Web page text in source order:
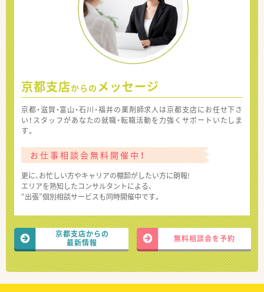
京都支店からの メッセージ
京都・滋賀・富山・石川・福井の薬剤師求人は京都支店にお任せ下さ
い！スタッフがあなたの就職・転職活動を力強くサポートいたしま
す。
お仕事相談会無料開催中！
更に、お忙しい方やキャリアの棚卸がしたい方に朗報!
エリアを熟知したコンサルタントによる、
“出張”個別相談サービスも同時開催中です。
京都支店からの
最新情報
無料相談会を予約